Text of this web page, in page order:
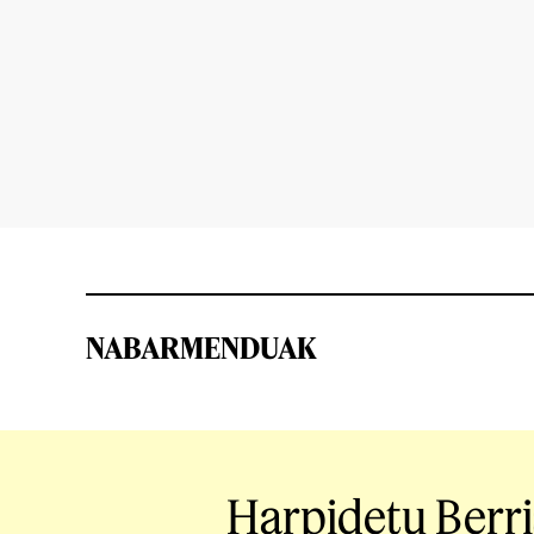
NABARMENDUAK
Harpidetu